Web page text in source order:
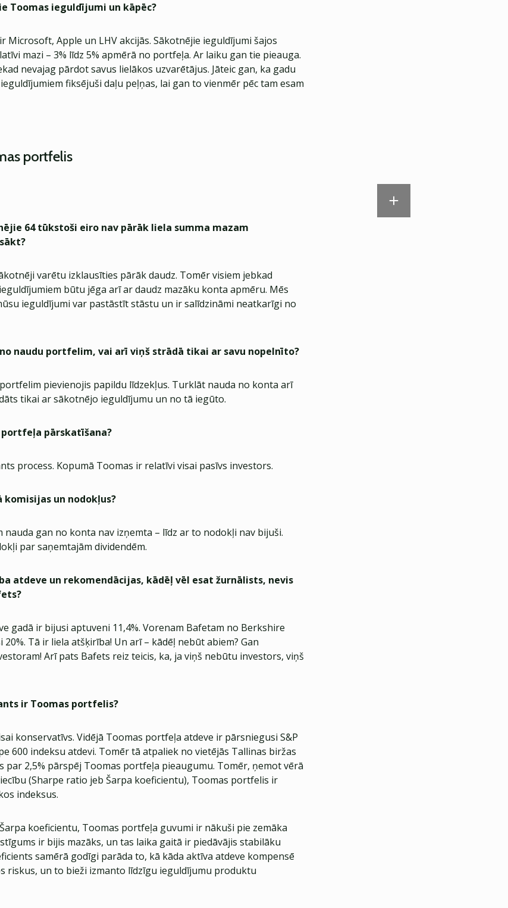
Toomas ieguldījumi un kāpēc?
Microsoft, Apple un LHV akcijās. Sākotnējie ieguldījumi šajos
mazi – 3% līdz 5% apmērā no portfeļa. Ar laiku gan tie pieauga.
nevajag pārdot savus lielākos uzvarētājus. Jāteic gan, ka gadu
fiksējuši daļu peļņas, lai gan to vienmēr pēc tam esam
portfelis
64 tūkstoši eiro nav pārāk liela summa mazam
varētu izklausīties pārāk daudz. Tomēr visiem jebkad
būtu jēga arī ar daudz mazāku konta apmēru. Mēs
ieguldījumi var pastāstīt stāstu un ir salīdzināmi neatkarīgi no
naudu portfelim, vai arī viņš strādā tikai ar savu nopelnīto?
pievienojis papildu līdzekļus. Turklāt nauda no konta arī
tikai ar sākotnējo ieguldījumu un no tā iegūto.
pārskatīšana?
process. Kopumā Toomas ir relatīvi visai pasīvs investors.
komisijas un nodokļus?
nauda gan no konta nav izņemta – līdz ar to nodokļi nav bijuši.
par saņemtajām dividendēm.
atdeve un rekomendācijas, kādēļ vēl esat žurnālists, nevis
gadā ir bijusi aptuveni 11,4%. Vorenam Bafetam no Berkshire
Tā ir liela atšķirība! Un arī – kādēļ nebūt abiem? Gan
Arī pats Bafets reiz teicis, ka, ja viņš nebūtu investors, viņš
ir Toomas portfelis?
konservatīvs. Vidējā Toomas portfeļa atdeve ir pārsniegusi S&P
600 indeksu atdevi. Tomēr tā atpaliek no vietējās Tallinas biržas
par 2,5% pārspēj Toomas portfeļa pieaugumu. Tomēr, ņemot vērā
(Sharpe ratio jeb Šarpa koeficientu), Toomas portfelis ir
indeksus.
koeficientu, Toomas portfeļa guvumi ir nākuši pie zemāka
ir bijis mazāks, un tas laika gaitā ir piedāvājis stabilāku
samērā godīgi parāda to, kā kāda aktīva atdeve kompensē
riskus, un to bieži izmanto līdzīgu ieguldījumu produktu